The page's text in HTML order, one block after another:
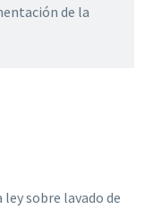
de la
sobre lavado de